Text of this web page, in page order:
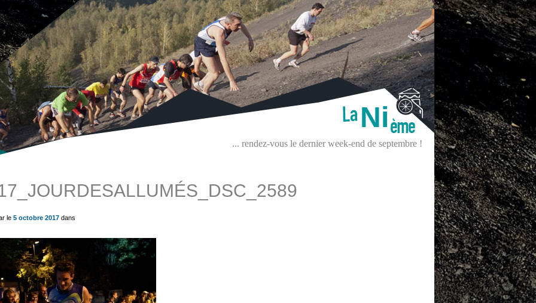
Ni
... rendez-vous le dernier week-end de septembre !
?>
le 5 octobre 2017 dans